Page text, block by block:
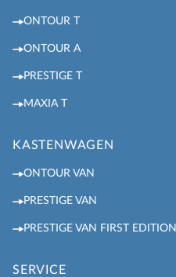
ONTOUR T
ONTOUR A
PRESTIGE T
MAXIA T
KASTENWAGEN
ONTOUR VAN
PRESTIGE VAN
PRESTIGE VAN FIRST EDITION
SERVICE